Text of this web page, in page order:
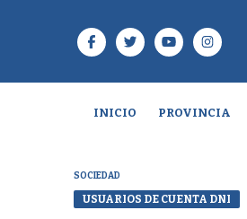
INICIO PROVINCIA
SOCIEDAD
USUARIOS DE CUENTA DNI